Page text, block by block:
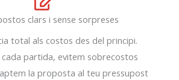
clars i sense sorpreses
total als costos des del principi.
partida, evitem sobrecostos
la proposta al teu pressupost